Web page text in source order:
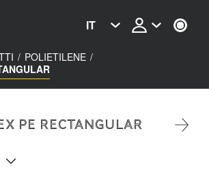
IT
/ POLIETILENE /
PE RECTANGULAR